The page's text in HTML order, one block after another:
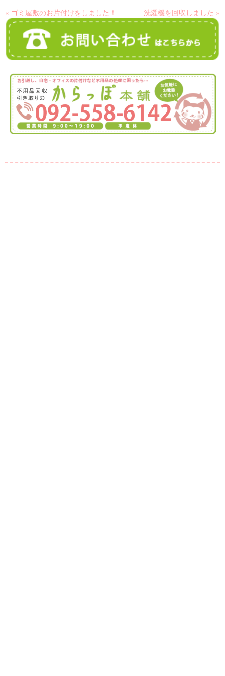
« ゴミ屋敷のお片付けをしました！ 洗濯機を回収しました »